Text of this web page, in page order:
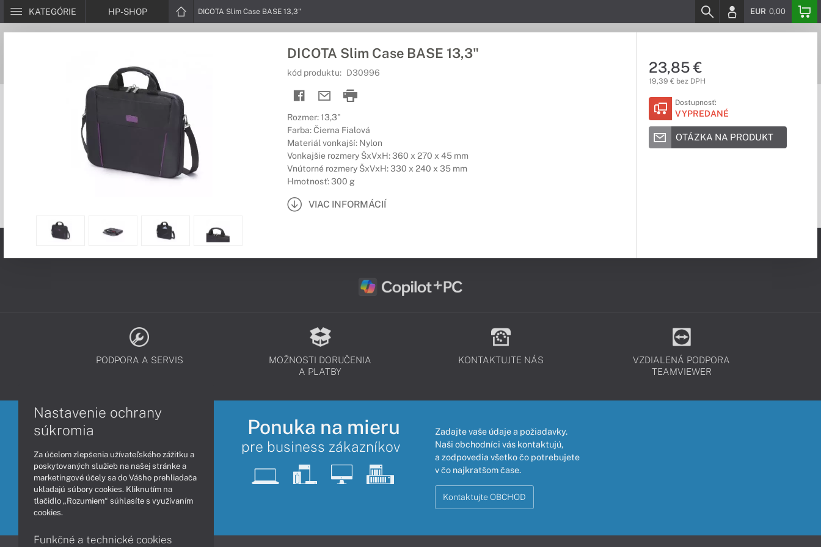
KATEGÓRIE HP-SHOP DICOTA Slim Case BASE 13,3" EUR 0,00
DICOTA Slim Case BASE 13,3"
kód produktu: D30996
Rozmer: 13,3"
Farba: Čierna Fialová
Materiál vonkajší: Nylon
Vonkajšie rozmery ŠxVxH: 360 x 270 x 45 mm
Vnútorné rozmery ŠxVxH: 330 x 240 x 35 mm
Hmotnosť: 300 g
VIAC INFORMÁCIÍ
23,85 €
19,39 € bez DPH
Dostupnosť:
VYPREDANÉ
OTÁZKA NA PRODUKT
PODPORA A SERVIS
MOŽNOSTI DORUČENIA
A PLATBY
KONTAKTUJTE NÁS
VZDIALENÁ PODPORA
TEAMVIEWER
Ponuka na mieru
pre business zákazníkov
Zadajte vaše údaje a požiadavky.
Naši obchodníci vás kontaktujú,
a zodpovedia všetko čo potrebujete
v čo najkratšom čase.
Kontaktujte OBCHOD
Nastavenie ochrany
súkromia
Za účelom zlepšenia užívateľského zážitku a
poskytovaných služieb na našej stránke a
marketingové účely sa do Vášho prehliadača
ukladajú súbory cookies. Kliknutím na
tlačidlo „Rozumiem“ súhlasíte s využívaním
cookies.
Funkčné a technické cookies